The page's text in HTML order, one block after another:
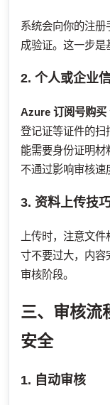
系统会向你的注
成验证。这一步是
2. 个人或企业
Azure 订阅号购买
登记证等证件的扫
能需要身份证明
不通过影响审核速
3. 资料上传技
上传时，注意文
寸不要过大，内容
审核阶段。
三、审核流
安全
1. 自动审核